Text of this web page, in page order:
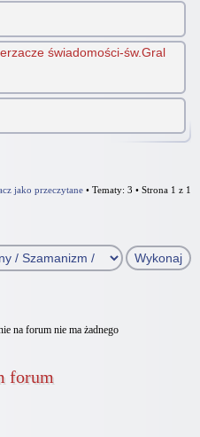
świadomości-św.Gral
jako przeczytane • Tematy: 3 • Strona 1 z 1
na forum nie ma żadnego
forum